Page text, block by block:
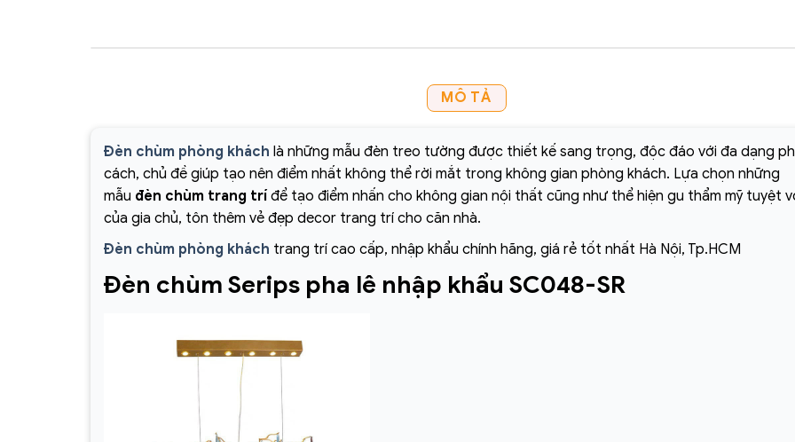
MÔ TẢ
Đèn chùm phòng khách là những mẫu đèn treo tường được thiết kế sang trọng, độc đáo với đa dạng
cách, chủ đề giúp tạo nên điểm nhất không thể rời mắt trong không gian phòng khách. Lựa chọn những
mẫu đèn chùm trang trí để tạo điểm nhấn cho không gian nội thất cũng như thể hiện gu thẩm mỹ tuyệt
của gia chủ, tôn thêm vẻ đẹp decor trang trí cho căn nhà.
Đèn chùm phòng khách trang trí cao cấp, nhập khẩu chính hãng, giá rẻ tốt nhất Hà Nội, Tp.HCM
Đèn chùm Serips pha lê nhập khẩu SC048-SR